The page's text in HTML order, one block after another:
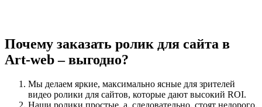
Почему заказать ролик для сайта в
Art-web – выгодно?
Мы делаем яркие, максимально ясные для зрителей
видео ролики для сайтов, которые дают высокий ROI.